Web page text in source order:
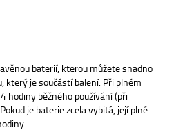
baterií, kterou můžete snadno
který je součástí balení. Při plném
hodiny běžného používání (při
je baterie zcela vybitá, její plné